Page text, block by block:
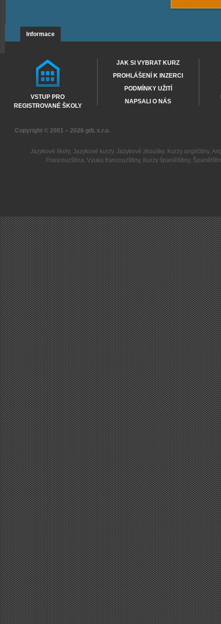
Informace
VSTUP PRO
REGISTROVANÉ ŠKOLY
JAK SI VYBRAT KURZ
PROHLÁŠENÍ K INZERCI
PODMÍNKY UŽITÍ
NAPSALI O NÁS
Copyright © 2001 – 2026 gdi, s.r.o.
Jazykové školy, Jazykové kurzy, Jazykové zkoušky, Kurzy angličtiny,
Francouzština,Výuka francouzštiny, Kurzy španělštiny,